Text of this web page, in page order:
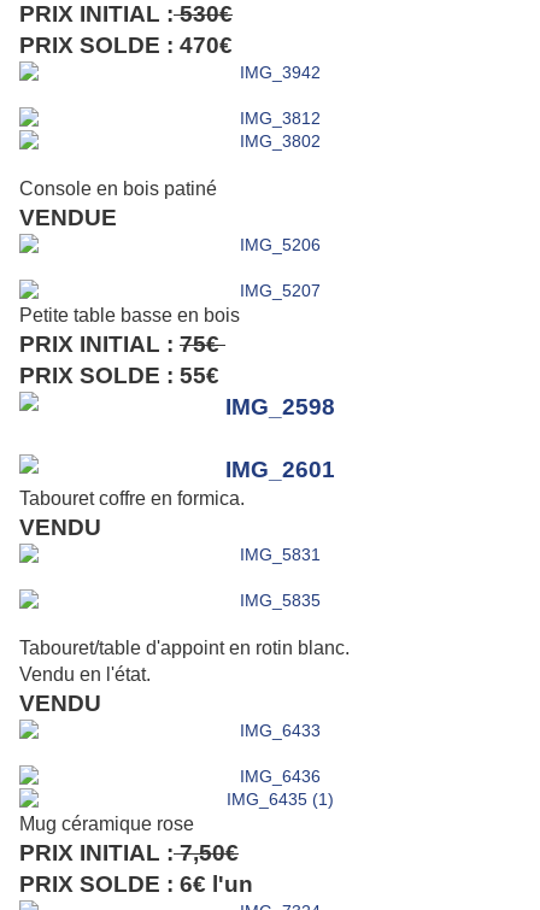
PRIX INITIAL :530€
PRIX SOLDE : 470€
Console en bois patiné
VENDUE
Petite table basse en bois
PRIX INITIAL : 75€
PRIX SOLDE : 55€
Tabouret coffre en formica.
VENDU
Tabouret/table d'appoint en rotin blanc.
Vendu en l'état.
VENDU
Mug céramique rose
PRIX INITIAL :7,50€
PRIX SOLDE : 6€ l'un